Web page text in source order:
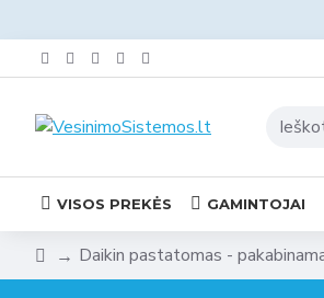
VISOS PREKĖS GAMINTOJAI
Daikin pastatomas -